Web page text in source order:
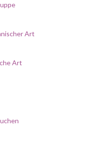
Art
Art